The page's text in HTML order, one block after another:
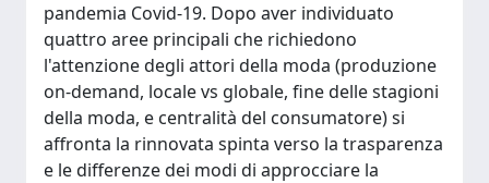
pandemia Covid-19. Dopo aver individuato
quattro aree principali che richiedono
l'attenzione degli attori della moda (produzione
on-demand, locale vs globale, fine delle stagioni
della moda, e centralità del consumatore) si
affronta la rinnovata spinta verso la trasparenza
e le differenze dei modi di approcciare la